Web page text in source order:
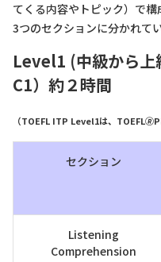
てくる内容やトピック）で
3つのセクションに分かれてい
Level1 (中級から上
C1）約２時間
（TOEFL ITP Level1は、
セクション
Listening
Comprehension